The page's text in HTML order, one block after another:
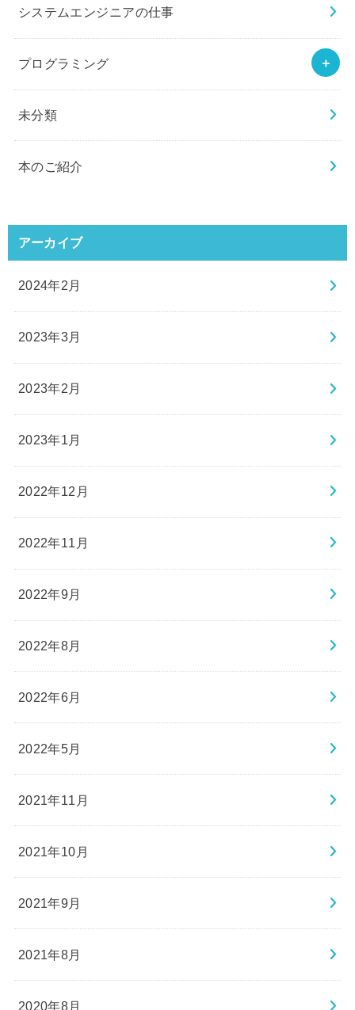
システムエンジニアの仕事
プログラミング
未分類
本のご紹介
アーカイブ
2024年2月
2023年3月
2023年2月
2023年1月
2022年12月
2022年11月
2022年9月
2022年8月
2022年6月
2022年5月
2021年11月
2021年10月
2021年9月
2021年8月
2020年8月